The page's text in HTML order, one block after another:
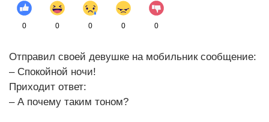
0 0 0 0 0
Отправил своей девушке на мобильник сообщение:
– Спокойной ночи!
Приходит ответ:
– А почему таким тоном?